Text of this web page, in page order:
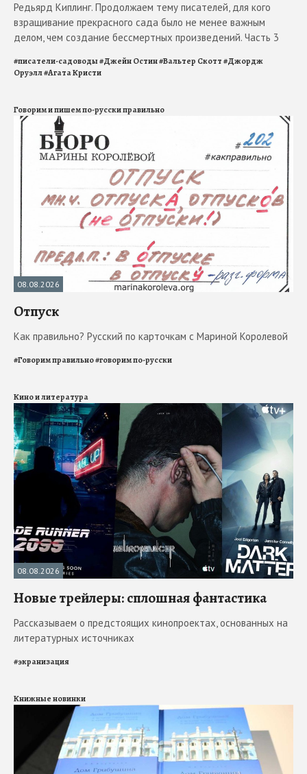
Редьярд Киплинг. Продолжаем тему писателей, для кого
взращивание прекрасного сада было не менее важным
делом, чем создание бессмертных произведений. Часть 3
#писатели-садоводы#Джейн Остин#Вальтер Скотт#Джордж
Оруэлл#Агата Кристи
Говорим и пишем по-русски правильно
08.08.2026
Отпуск
Как правильно? Русский по карточкам с Мариной Королевой
#Говорим правильно#говорим по-русски
Кино и литература
08.08.2026
Новые трейлеры: сплошная фантастика
Рассказываем о предстоящих кинопроектах, основанных на
литературных источниках
#экранизация
Книжные новинки